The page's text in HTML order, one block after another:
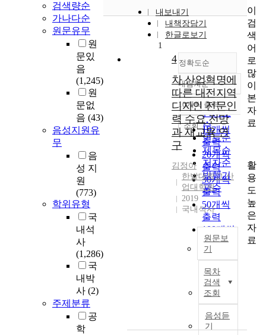
검색량순
가나다순
원문유무
원
문있
음
(1,245)
원
문없
음 (43)
음성지원유
무
음
성 지
원
(773)
학위유형
국
내석
사
(1,286)
국
내박
사 (2)
주제분류
공
학
내보내기
내책장담기
한글로보기
정확도순
정확도
순
인기도
순
연도순
제목순
저자순
발행기
관순
내림차순
내림차순
10개씩 출력
10개씩
출력
20개씩
출력
30개씩
출력
50개씩
출력
100개씩
출력
조회
1
4
차 산업혁명에
따른 대전지역
디자인 전문인
력 수요 전망
과 재교육 연
구
김정아
한밭대학교 산
업대학원
2019
국내석사
원문보
기
목차
검색
조회
음성듣
기
이
검
색
어
로
많
이
본
자
료
활
용
도
높
은
자
료